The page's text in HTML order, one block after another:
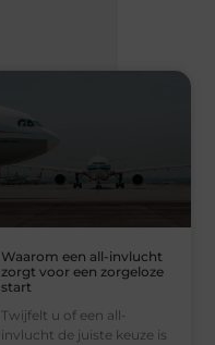
Waarom een all-invlucht
zorgt voor een zorgeloze
start
Twijfelt u of een all-
invlucht de juiste keuze is